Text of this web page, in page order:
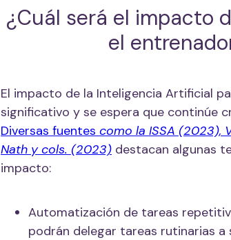
¿Cuál será el impacto
el
El impacto de la Inteligencia Artificial
significativo y se espera que continúe
Diversas fuentes como la ISSA (2023),
Nath y cols. (2023) destacan algunas
impacto:
Automatización de tareas
podrán delegar tareas rutinarias a